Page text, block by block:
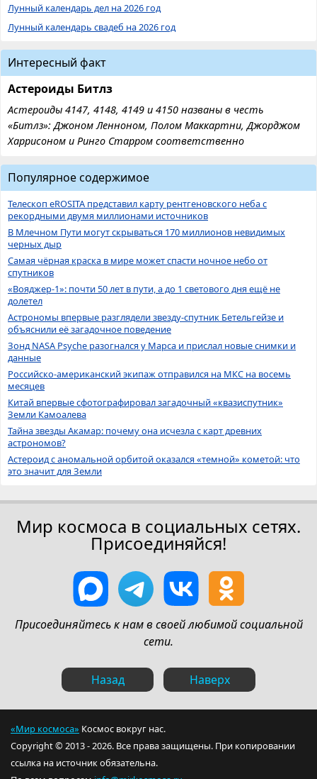
Лунный календарь дел на 2026 год
Лунный календарь свадеб на 2026 год
Интересный факт
Астероиды Битлз
Астероиды 4147, 4148, 4149 и 4150 названы в честь
«Битлз»: Джоном Ленноном, Полом Маккартни, Джорджом
Харрисоном и Ринго Старром соответственно
Популярное содержимое
Телескоп eROSITA представил карту рентгеновского неба с
рекордными двумя миллионами источников
В Млечном Пути могут скрываться 170 миллионов невидимых
черных дыр
Самая чёрная краска в мире может спасти ночное небо от
спутников
«Вояджер-1»: почти 50 лет в пути, а до 1 светового дня ещё не
долетел
Астрономы впервые разглядели звезду-спутник Бетельгейзе и
объяснили её загадочное поведение
Зонд NASA Psyche разогнался у Марса и прислал новые снимки и
данные
Российско-американский экипаж отправился на МКС на восемь
месяцев
Китай впервые сфотографировал загадочный «квазиспутник»
Земли Камоалева
Тайна звезды Акамар: почему она исчезла с карт древних
астрономов?
Астероид с аномальной орбитой оказался «темной» кометой: что
это значит для Земли
Мир космоса в социальных сетях.
Присоединяйся!
Присоединяйтесь к нам в своей любимой социальной
сети.
Назад Наверх
«Мир космоса» Космос вокруг нас.
Copyright © 2013 - 2026. Все права защищены. При копировании
ссылка на источник обязательна.